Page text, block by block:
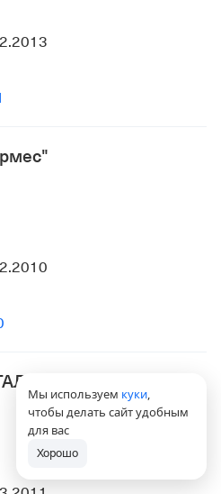
ТЕХНОЛОДЖИ"
Мы используем куки,
чтобы делать сайт удобным
для вас
Хорошо